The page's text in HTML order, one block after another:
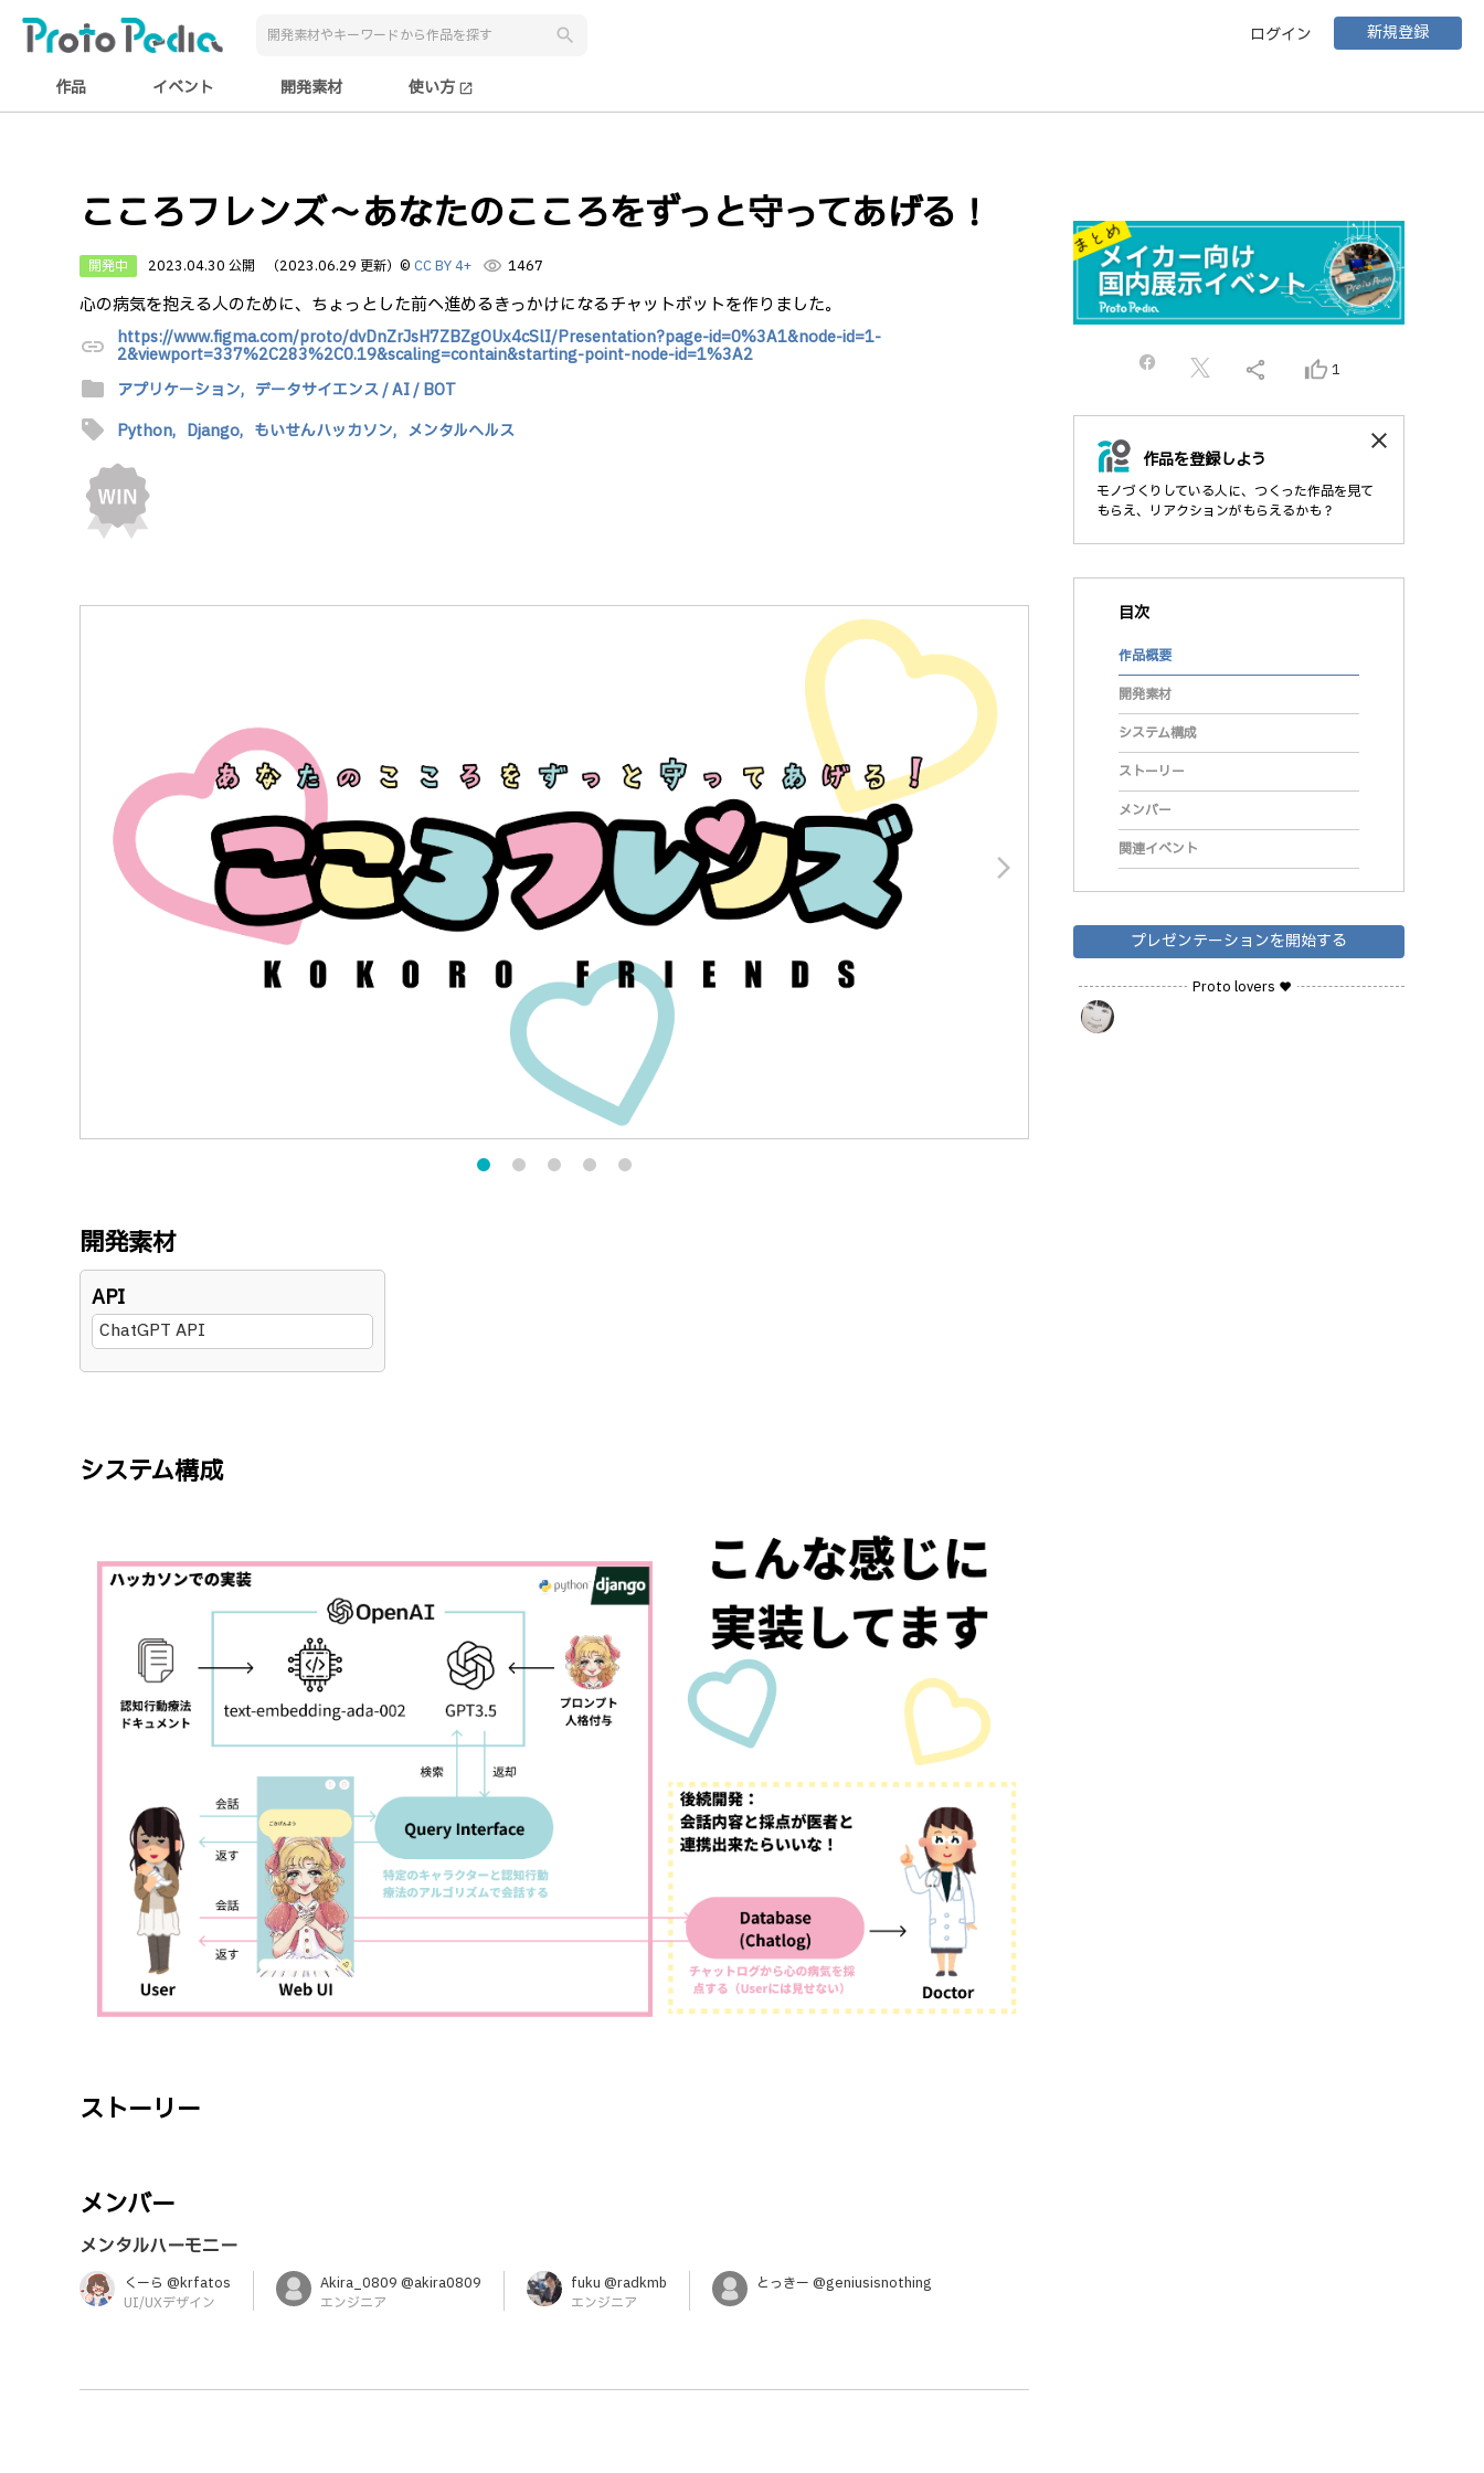
search ログイン 新規登録
作品 イベント 開発素材 使い方 open_in_new
こころフレンズ〜あなたのこころをずっと守ってあげる！
開発中 2023.04.30 公開 （2023.06.29 更新） © CC BY 4+ visibility 1467
心の病気を抱える人のために、ちょっとした前へ進めるきっかけになるチャットボットを作りました。
link https://www.figma.com/proto/dvDnZrJsH7ZBZgOUx4cSlI/Presentation?page-id=0%3A1&node-id=1-
2&viewport=337%2C283%2C0.19&scaling=contain&starting-point-node-id=1%3A2
folder アプリケーション, データサイエンス / AI / BOT
sell Python, Django, もいせんハッカソン, メンタルヘルス
arrow_forward_ios
開発素材
API
ChatGPT API
システム構成
ストーリー
メンバー
メンタルハーモニー
くーら @krfatos
UI/UXデザイン
Akira_0809 @akira0809
エンジニア
fuku @radkmb
エンジニア
とっきー @geniusisnothing
share thumb_up_alt 1
作品を登録しよう
モノづくりしている人に、つくった作品を見て
もらえ、リアクションがもらえるかも？
close
目次
作品概要
開発素材
システム構成
ストーリー
メンバー
関連イベント
プレゼンテーションを開始する
Proto lovers ♥